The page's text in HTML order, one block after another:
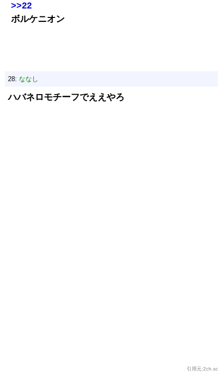
>>22
ボルケニオン
28: ななし
ハバネロモチーフでええやろ
引用元:2ch.sc